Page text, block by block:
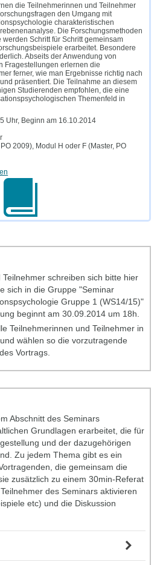
die Teilnehmerinnen und Teilnehmer
den Umgang mit
charakteristischen
Die Forschungsmethoden
Schritt für Schritt gemeinsam
erarbeitet. Besondere
Abseits der Anwendung von
Fragestellungen erlernen die
ferner, wie man Ergebnisse richtig nach
präsentiert. Die Teilnahme an diesem
Studierenden empfohlen, die eine
Themenfeld in
Uhr, Beginn am 16.10.2014
2009), Modul H oder F (Master, PO
schreiben sich bitte hier
sich in die Gruppe "Seminar
Gruppe 1 (WS14/15)"
beginnt am 30.09.2014 um 18h.
Teilnehmerinnen und Teilnehmer in
wählen so die vorzutragende
Vortrags.
Abschnitt des Seminars
Grundlagen erarbeitet, die für
und der dazugehörigen
Zu jedem Thema gibt es ein
die gemeinsam die
zusätzlich zu einem 30min-Referat
des Seminars aktivieren
etc) und die Diskussion